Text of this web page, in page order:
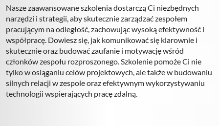
Nasze zaawansowane szkolenia dostarczą Ci niezbędnych
narzędzi i strategii, aby skutecznie zarządzać zespołem
pracującym na odległość, zachowując wysoką efektywność i
współpracę. Dowiesz się, jak komunikować się klarownie i
skutecznie oraz budować zaufanie i motywację wśród
członków zespołu rozproszonego. Szkolenie pomoże Ci nie
tylko w osiąganiu celów projektowych, ale także w budowaniu
silnych relacji w zespole oraz efektywnym wykorzystywaniu
technologii wspierających pracę zdalną.
Monika Wójcik
+48 571 460 631
Adres email
kontakt@welearning.pl